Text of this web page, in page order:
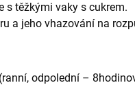
s těžkými vaky s cukrem.
a jeho vhazování na
odpolední –